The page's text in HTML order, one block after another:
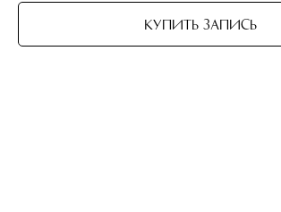
Купить запись